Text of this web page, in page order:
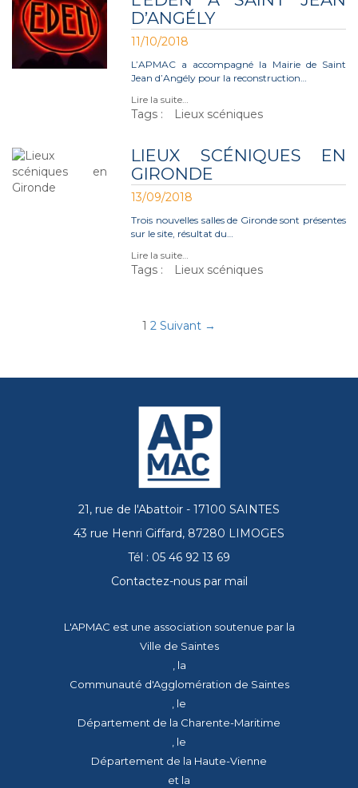
D’ANGÉLY
11/10/2018
L’APMAC a accompagné la Mairie de Saint
Jean d’Angély pour la reconstruction…
Lire la suite…
Tags : Lieux scéniques
LIEUX SCÉNIQUES EN
GIRONDE
13/09/2018
Trois nouvelles salles de Gironde sont présentes
sur le site, résultat du…
Lire la suite…
Tags : Lieux scéniques
1 2 Suivant →
21, rue de l'Abattoir - 17100 SAINTES
43 rue Henri Giffard, 87280 LIMOGES
Tél : 05 46 92 13 69
Contactez-nous par mail
L'APMAC est une association soutenue par la
Ville de Saintes
, la
Communauté d'Agglomération de Saintes
, le
Département de la Charente-Maritime
, le
Département de la Haute-Vienne
et la